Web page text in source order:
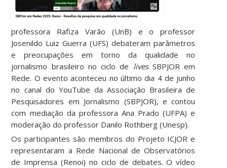
professora Rafiza Varão (UnB) e o professor
Josenildo Luiz Guerra (UFS) debateram parâmetros
e preocupações em torno da qualidade no
jornalismo brasileiro no ciclo de livesSBPJOR em
Rede. O evento aconteceu no último dia 4 de junho
no canal do YouTube da Associação Brasileira de
Pesquisadores em Jornalismo (SBPJOR), e contou
com mediação da professora Ana Prado (UFPA) e
moderação do professor Danilo Rothberg (Unesp).
Os participantes são membros do Projeto ICJOR e
representaram a Rede Nacional de Observatórios
de Imprensa (Renoi) no ciclo de debates. O vídeo